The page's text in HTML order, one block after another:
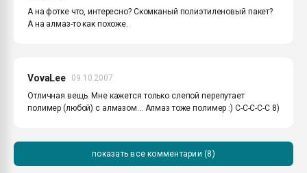
А на фотке что, интересно? Скомканый полиэтиленовый пакет?
А на алмаз-то как похоже.
VovaLee
09.10.2007
Отличная вещь. Мне кажется только слепой перепутает
полимер (любой) с алмазом... Алмаз тоже полимер :) С-С-С-С-С 8)
показать все комментарии (8)